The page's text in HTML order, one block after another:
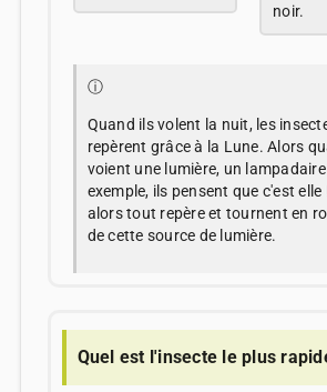
noir.
ⓘ
Quand ils volent la nuit, les
repèrent grâce à la Lune. Alors
voient une lumière, un
exemple, ils pensent que c'est
alors tout repère et tournent en
de cette source de lumière.
Quel est l'insecte le plus